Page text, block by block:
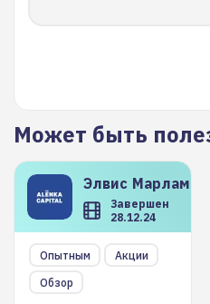
Может быть
Элвис Марламов
Завершен
28.12.24
Опытным
Акции
Обзор